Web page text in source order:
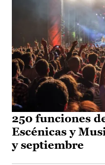
250 funciones
Escénicas y
y septiembre